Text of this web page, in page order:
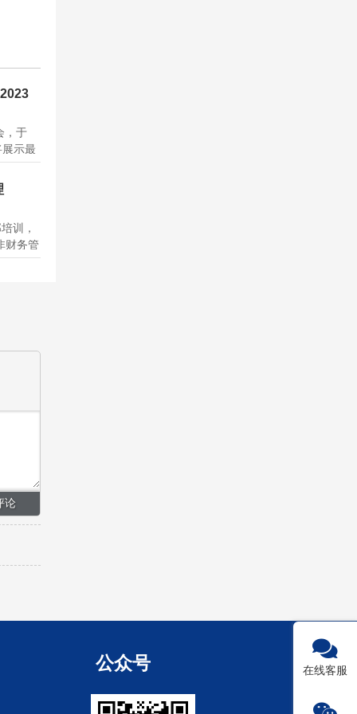
，于
示最
舵
一个
共同
训，
财务管
、财务
公众号 在线客服